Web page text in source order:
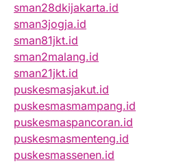
sman28dkijakarta.id
sman3jogja.id
sman81jkt.id
sman2malang.id
sman21jkt.id
puskesmasjakut.id
puskesmasmampang.id
puskesmaspancoran.id
puskesmasmenteng.id
puskesmassenen.id